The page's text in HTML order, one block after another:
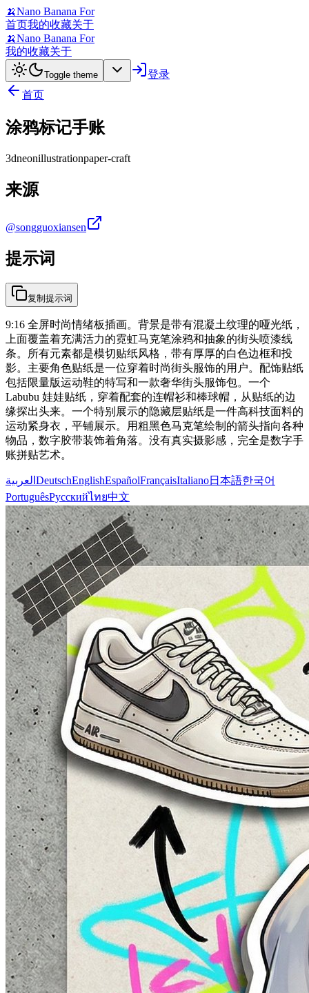
🍌Nano Banana For
首页我的收藏关于
🍌Nano Banana For
我的收藏关于
Toggle theme
登录
首页
涂鸦标记手账
3dneonillustrationpaper-craft
来源
@songguoxiansen
提示词
复制提示词
9:16 全屏时尚情绪板插画。背景是带有混凝土纹理的哑光纸，
上面覆盖着充满活力的霓虹马克笔涂鸦和抽象的街头喷漆线
条。所有元素都是模切贴纸风格，带有厚厚的白色边框和投
影。主要角色贴纸是一位穿着时尚街头服饰的用户。配饰贴纸
包括限量版运动鞋的特写和一款奢华街头服饰包。一个
Labubu 娃娃贴纸，穿着配套的连帽衫和棒球帽，从贴纸的边
缘探出头来。一个特别展示的隐藏层贴纸是一件高科技面料的
运动紧身衣，平铺展示。用粗黑色马克笔绘制的箭头指向各种
物品，数字胶带装饰着角落。没有真实摄影感，完全是数字手
账拼贴艺术。
العربية DeutschEnglishEspañolFrançaisItaliano日本語한국어
PortuguêsРусскийไทย中文